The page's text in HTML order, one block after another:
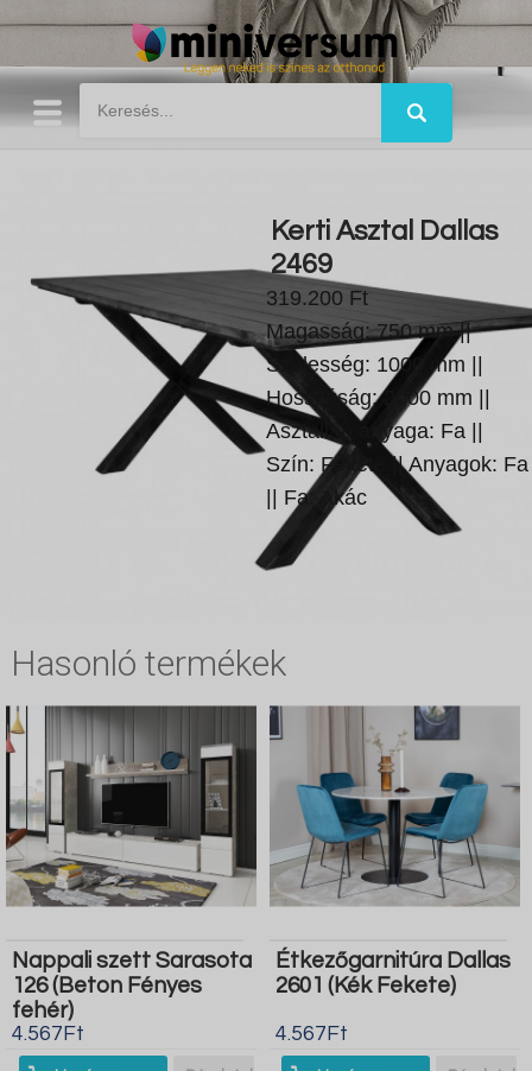
Kerti Asztal Dallas
2469
319.200 Ft
Magasság: 750 mm ||
Szélesség: 1000 mm ||
Hosszúság: 2000 mm ||
Asztallap anyaga: Fa ||
Szín: Fekete || Anyagok: Fa
|| Fa: Akác
Hasonló termékek
Nappali szett Sarasota
126 (Beton Fényes
fehér)
4.567Ft
Étkezőgarnitúra Dallas
2601 (Kék Fekete)
4.567Ft